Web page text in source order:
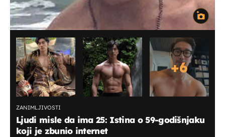
+6
ZANIMLJIVOSTI
Ljudi misle da ima 25: Istina o 59-godišnjaku
koji je zbunio internet